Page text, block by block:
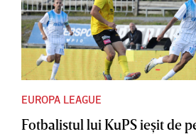
EUROPA LEAGUE
Fotbalistul lui KuPS ieşit de